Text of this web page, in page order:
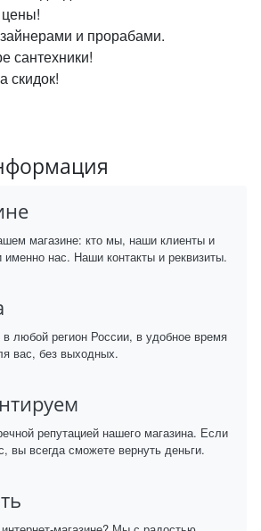
цены!
и прорабами.
сантехники!
скидок!
магазине: кто мы, наши клиенты и
нас. Наши контакты и реквизиты.
любой регион России, в удобное время
вас, без выходных.
репутацией нашего магазина. Если
вы всегда сможете вернуть деньги.